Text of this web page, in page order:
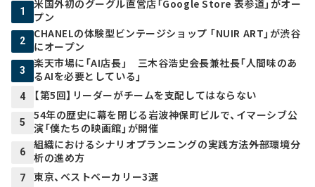
1
米国外初のグーグル直営店「Google Store 表参道」がオー
プン
2
CHANELの体験型ビンテージショップ 「NUIR ART」が渋谷
にオープン
3
楽天市場に「AI店長」 三木谷浩史会長兼社長「人間味のあ
るAIを必要としている」
4 【第5回】リーダーがチームを支配してはならない
5
54年の歴史に幕を閉じる岩波神保町ビルで、イマーシブ公
演「僕たちの映画館」が開催
6
組織におけるシナリオプランニングの実践方法――外部環境分
析の進め方
7 東京、ベストベーカリー3選